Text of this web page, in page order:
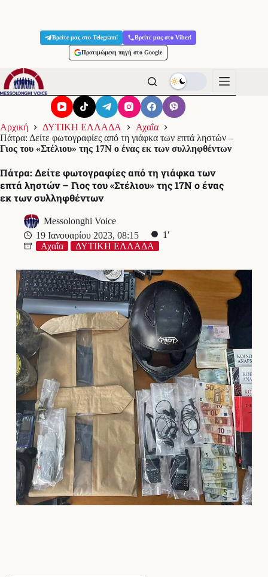
Βρείτε μας στο Telegram! Βρείτε μας στο Viber!
Προτιμώμενη πηγή στο Google
Αρχική ΔΥΤΙΚΗ ΕΛΛΑΔΑ
Αχαΐα
Πάτρα: Δείτε φωτογραφίες από τη γιάφκα των επτά ληστών –
Γιος του «Στέλιου» της 17Ν ο ένας εκ των συλληφθέντων
Πάτρα: Δείτε φωτογραφίες από τη γιάφκα των
επτά ληστών – Γιος του «Στέλιου» της 17Ν ο ένας
εκ των συλληφθέντων
Messolonghi Voice
19 Ιανουαρίου 2023, 08:15
1′
Αχαΐα
ΔΥΤΙΚΗ ΕΛΛΑΔΑ